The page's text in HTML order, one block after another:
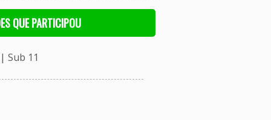
QUE PARTICIPOU
Sub 11